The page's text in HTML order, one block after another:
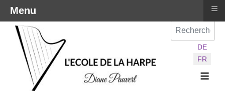
Sélectionnez
DE
FR
≡
Menu ≡